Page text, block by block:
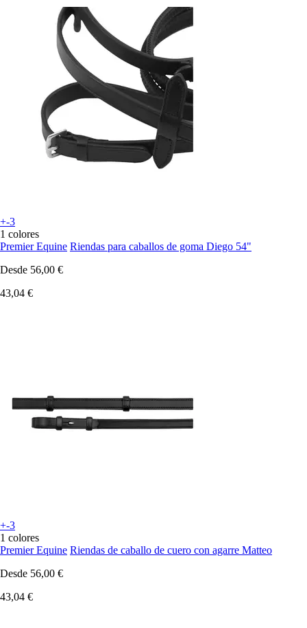
+-3
1 colores
Premier Equine Riendas para caballos de goma Diego 54"
Desde 56,00 €
43,04 €
+-3
1 colores
Premier Equine Riendas de caballo de cuero con agarre Matteo
Desde 56,00 €
43,04 €